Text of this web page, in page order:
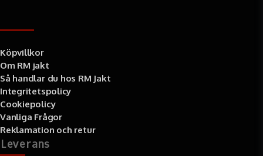
Köpvillkor
Om RM jakt
Så handlar du hos RM Jakt
Integritetspolicy
Cookiepolicy
Vanliga Frågor
Reklamation och retur
Leverans